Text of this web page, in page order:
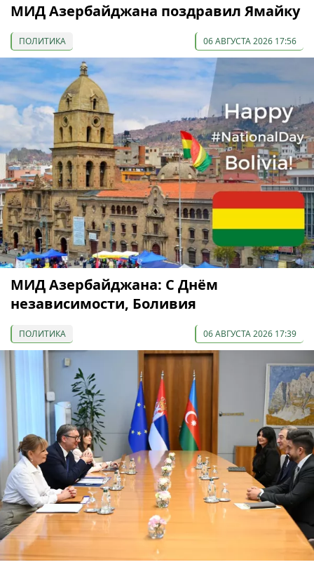
МИД Азербайджана поздравил Ямайку
ПОЛИТИКА 06 АВГУСТА 2026 17:56
МИД Азербайджана: С Днём
независимости, Боливия
ПОЛИТИКА 06 АВГУСТА 2026 17:39